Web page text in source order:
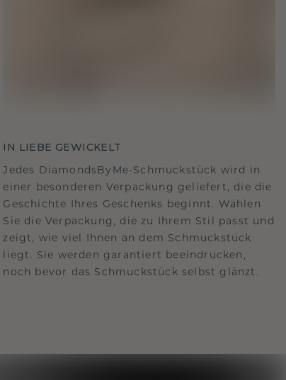
IN LIEBE GEWICKELT
Jedes DiamondsByMe-Schmuckstück wird in
einer besonderen Verpackung geliefert, die die
Geschichte Ihres Geschenks beginnt. Wählen
Sie die Verpackung, die zu Ihrem Stil passt und
zeigt, wie viel Ihnen an dem Schmuckstück
liegt. Sie werden garantiert beeindrucken,
noch bevor das Schmuckstück selbst glänzt.